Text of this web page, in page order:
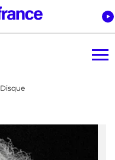
Disque